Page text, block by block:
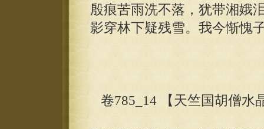
殷痕苦雨洗不落，犹带湘娥
影穿林下疑残雪。我今惭愧
卷785_14 【天竺国胡僧水